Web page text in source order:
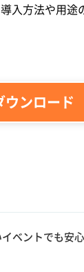
入方法や用
ウンロード
ベントでも安